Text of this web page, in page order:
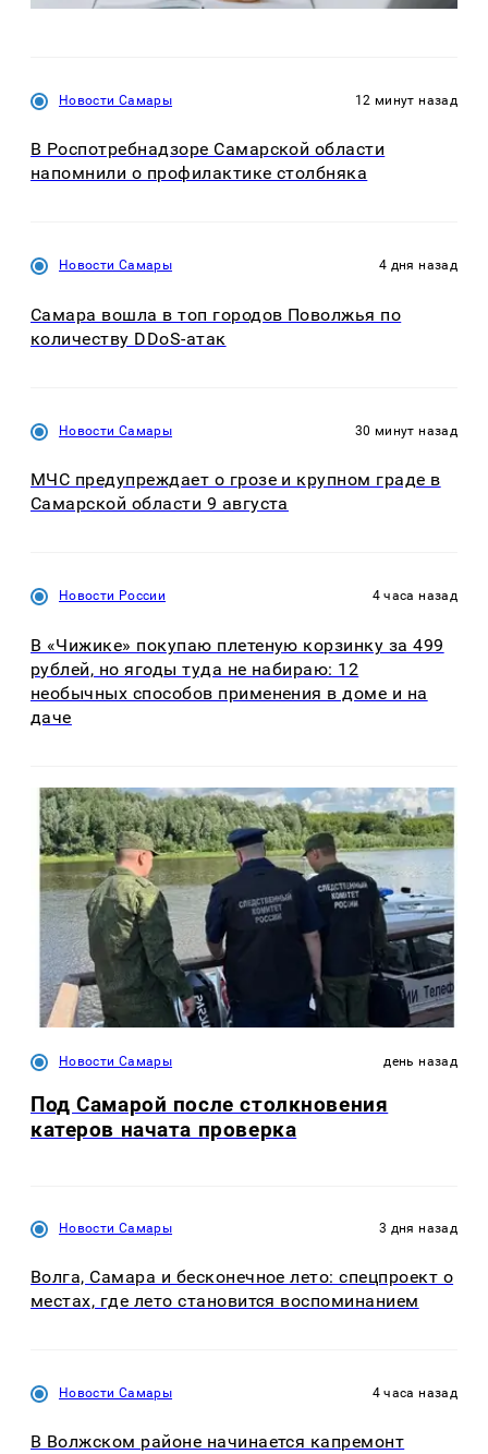
Новости Самары 12 минут назад
В Роспотребнадзоре Самарской области
напомнили о профилактике столбняка
Новости Самары 4 дня назад
Самара вошла в топ городов Поволжья по
количеству DDoS-атак
Новости Самары 30 минут назад
МЧС предупреждает о грозе и крупном граде в
Самарской области 9 августа
Новости России 4 часа назад
В «Чижике» покупаю плетеную корзинку за 499
рублей, но ягоды туда не набираю: 12
необычных способов применения в доме и на
даче
Новости Самары день назад
Под Самарой после столкновения
катеров начата проверка
Новости Самары 3 дня назад
Волга, Самара и бесконечное лето: спецпроект о
местах, где лето становится воспоминанием
Новости Самары 4 часа назад
В Волжском районе начинается капремонт